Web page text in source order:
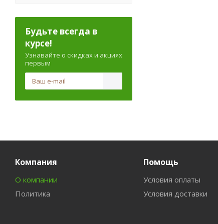
Будьте всегда в
курсе!
Узнавайте о скидках и акциях
первым
Компания
О компании
Политика
Помощь
Условия оплаты
Условия доставки